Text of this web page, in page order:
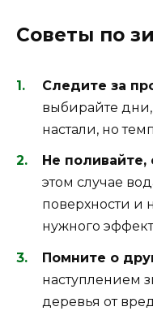
Советы по
Следите за
выбирайте
настали, но
Не поливайте,
этом случае
поверхности и
нужного
Помните о
наступлением
деревья от